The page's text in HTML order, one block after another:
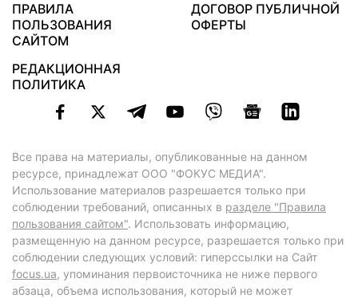
ПРАВИЛА
ПОЛЬЗОВАНИЯ
САЙТОМ
ДОГОВОР ПУБЛИЧНОЙ
ОФЕРТЫ
РЕДАКЦИОННАЯ
ПОЛИТИКА
Все права на материалы, опубликованные на данном
ресурсе, принадлежат ООО "ФОКУС МЕДИА".
Использование материалов разрешается только при
соблюдении требований, описанных в разделе "Правила
пользования сайтом". Использовать информацию,
размещенную на данном ресурсе, разрешается только при
соблюдении следующих условий: гиперссылки на Сайт
focus.ua, упоминания первоисточника не ниже первого
абзаца, объема использования, который не может